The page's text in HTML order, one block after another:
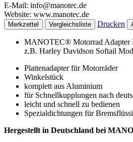
E-Mail: info@manotec.de
Website: www.manotec.de
Merkzettel Vergleichsliste Drucken
MANOTEC® Motorrad Adapter
z.B. Harley Davidson Softail
Plattenadapter für Motorräder
Winkelstück
komplett aus Aluminium
für Schnellkupplungen nach
leicht und schnell zu bedienen
Spezialdichtungen für
Hergestellt in Deutschland bei